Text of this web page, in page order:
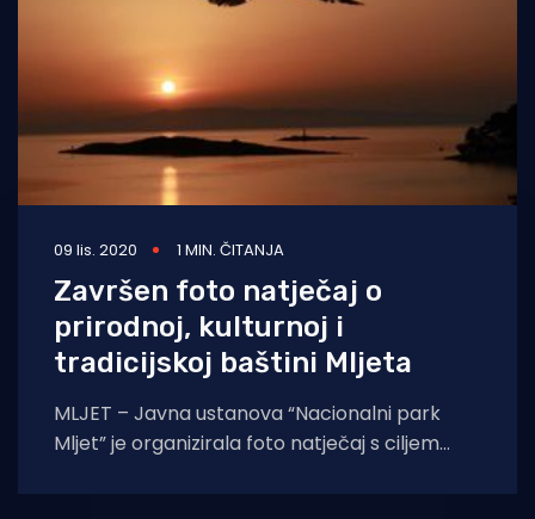
09 lis. 2020 1 MIN. ČITANJA
Završen foto natječaj o
prirodnoj, kulturnoj i
tradicijskoj baštini Mljeta
MLJET – Javna ustanova “Nacionalni park
Mljet” je organizirala foto natječaj s ciljem
tradicijske baštine, kao